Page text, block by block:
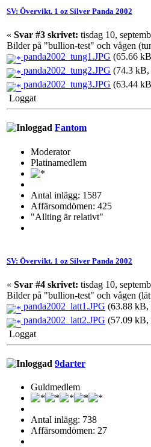
SV: Övervikt. 1 oz Silver Panda 2002
« Svar #3 skrivet: tisdag 10,
Bilder på "bullion-test" och vågen
panda2002_tung1.JPG (65.66
panda2002_tung2.JPG (74.3 kB,
panda2002_tung3.JPG (63.44
Loggat
Fantom
Moderator
Platinamedlem
Antal inlägg: 1587
Affärsomdömen: 425
"Allting är relativt"
SV: Övervikt. 1 oz Silver Panda 2002
« Svar #4 skrivet: tisdag 10,
Bilder på "bullion-test" och vågen
panda2002_latt1.JPG (63.88 kB,
panda2002_latt2.JPG (57.09 kB,
Loggat
9darter
Guldmedlem
Antal inlägg: 738
Affärsomdömen: 27